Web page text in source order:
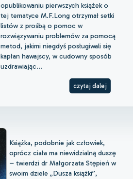
opublikowaniu pierwszych książek o
tej tematyce M.F.Long otrzymał setki
listów z prośbą o pomoc w
rozwiązywaniu problemów za pomocą
metod, jakimi niegdyś posługiwali się
kapłan hawajscy, w cudowny sposób
uzdrawiając...
czytaj dalej
Książka, podobnie jak człowiek,
oprócz ciała ma niewidzialną duszę
– twierdzi dr Małgorzata Stępień w
swoim dziele „Dusza książki”,